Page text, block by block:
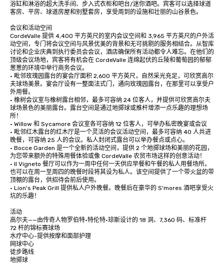
浴缸和淋浴的超大洗手间、步入式衣柜和吧台/迷你酒吧。宾客可以选择球道
客房、平房、球道房屋和别墅套房，享受周到的设施和壮丽的山谷景色。
会议和活动空间
CordeValle 提供 4,400 平方英尺的室内会议空间和 3,965 平方英尺的户外活
动空间，专门将会议空间与风景优美的背景和无可挑剔的服务相结合。从智库
讨论和企业庆典到执行委员会会议，酒店确保所有活动都令人难忘。在他们的
顶级会议场地，宾客将有机会在 CordeValle 连绵起伏的丘陵和葡萄园的郁郁
葱葱的环境中举行商务会议。
• 毗邻玫瑰园露台的宴会厅面积 2,600 平方英尺，自然采光充足，可欣赏高尔
夫球场美景。宴会厅设有一整面法式门，通向玫瑰园露台，在那里可以享受户
外用餐。
• 橡树会议室与橡树露台相邻，最多可容纳 24 位客人，并提供可欣赏高尔夫
球场景色的美丽露台。露台空间是通过地掷球或推杆增添一点乐趣的理想场
所！
• Willow 和 Sycamore 会议室各可容纳 12 位客人，可举办私密晚宴或会议
• 毗邻红木露台的红木厅是一个灵活的会议活动空间，最多可容纳 40 人共进
晚餐，可容纳 25 人的会议。私人封闭式露台可以举办餐点或点心。
• Bocce Garden 是一个全新的活动空间，提供 2 个地掷球场和美丽的花园，
为您带来额外的特殊用餐体验或像 CordeValle 农贸市场这样的创意活动！
• Il Vigneto 餐厅可以作为一周中任何一天供应早餐和午餐的私人用餐场所。
也可以在周一至周四的晚餐时段将其设为私人。该空间提供了一个带火盆的带
顶棚的露台，供招待会前后使用。
• Lion's Peak Grill 提供私人户外晚餐。晚餐后在豪华的 S'mores 酒吧享受火
坑的乐趣！
活动
高尔夫——由传奇人物罗伯特·特伦特·琼斯设计的 18 洞、7,360 码、标准杆
72 杆的锦标赛球场
水疗中心-提供按摩和面部护理
网球中心
徒步路线
地掷球